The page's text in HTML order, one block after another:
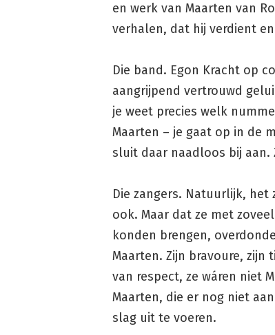
en werk van Maarten van
verhalen, dat hij verdient
Die band. Egon Kracht op
aangrijpend vertrouwd
je weet precies welk
Maarten – je gaat op in de
sluit daar naadloos bij aan.
Die zangers. Natuurlijk, het
ook. Maar dat ze met
konden brengen,
Maarten. Zijn bravoure, zijn
van respect, ze wáren niet
Maarten, die er nog niet
slag uit te voeren.